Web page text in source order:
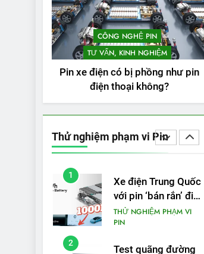
CÔNG NGHỆ PIN
TƯ VẤN, KINH NGHIỆM
Pin xe điện có bị phồng như pin
điện thoại không?
Thử nghiệm phạm vi Pin
Model 3 LR 2024
THỬ NGHIỆM PHẠM VI
PIN
VinFast VF 8 chạy
cao tốc được bao
xa, mỗi kW điện đi
được bao nhiêu km?
THỬ NGHIỆM PHẠM VI
PIN
VinFast VF 5 di
chuyển được bao
nhiêu km sau mỗi
lần sạc đầy?
THỬ NGHIỆM PHẠM VI
PIN
1
Xe điện Trung Quốc
với pin ‘bán rắn’ đi
được 554 dặm
trong bài kiểm tra
THỬ NGHIỆM PHẠM VI
PIN
2
Test quãng đường